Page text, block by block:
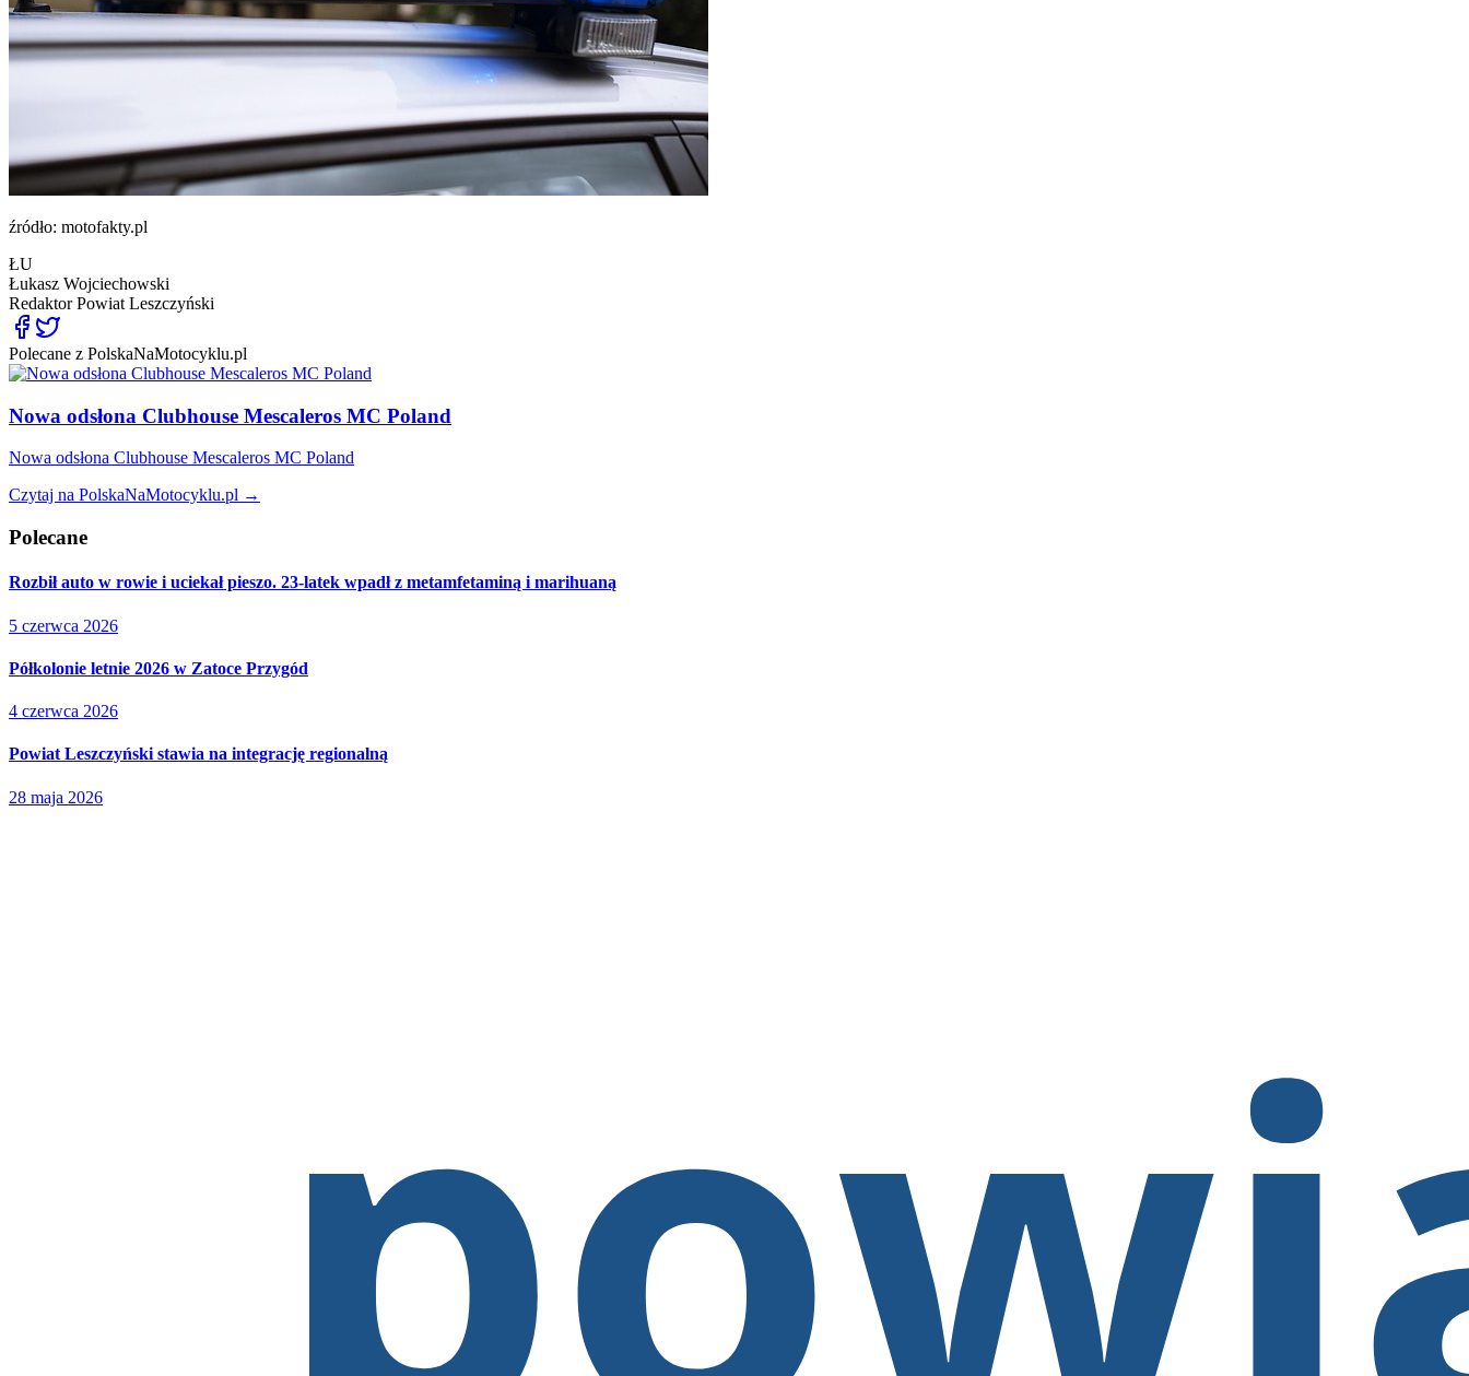
źródło: motofakty.pl
ŁU
Łukasz Wojciechowski
RedaktorPowiat Leszczyński
Polecane z PolskaNaMotocyklu.pl
Nowa odsłona Clubhouse Mescaleros MC Poland
Nowa odsłona Clubhouse Mescaleros MC Poland
Czytaj na PolskaNaMotocyklu.pl →
Polecane
Rozbił auto w rowie i uciekał pieszo. 23-latek wpadł z metamfetaminą i marihuaną
5 czerwca 2026
Półkolonie letnie 2026 w Zatoce Przygód
4 czerwca 2026
Powiat Leszczyński stawia na integrację regionalną
28 maja 2026